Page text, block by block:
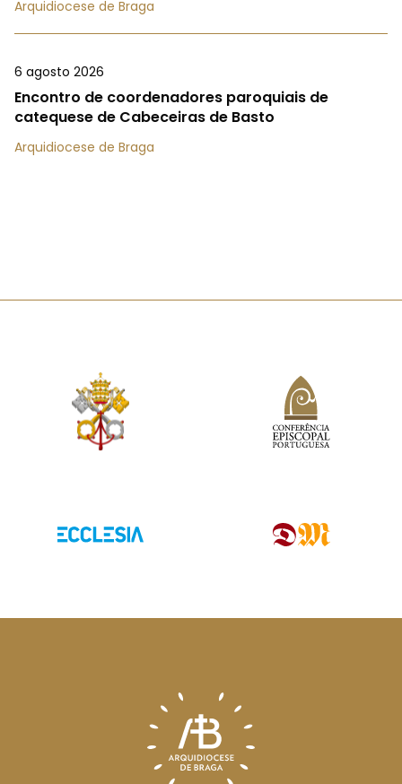
Arquidiocese de Braga
6 agosto 2026
Encontro de coordenadores paroquiais de
catequese de Cabeceiras de Basto
Arquidiocese de Braga